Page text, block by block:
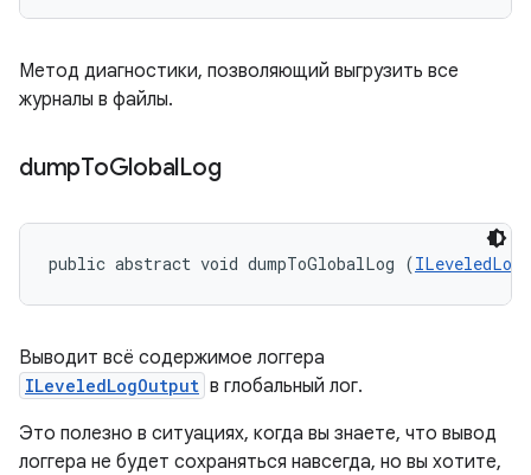
Метод диагностики, позволяющий выгрузить все
журналы в файлы.
dumpToGlobalLog
public abstract void dumpToGlobalLog (
Выводит всё содержимое логгера
ILeveledLogOutput в глобальный лог.
Это полезно в ситуациях, когда вы знаете, что вывод
логгера не будет сохраняться навсегда, но вы хотите,